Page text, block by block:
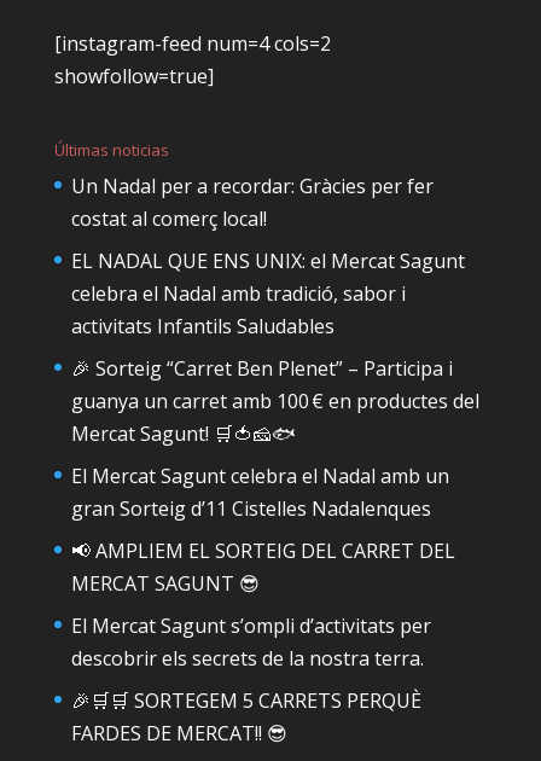
[instagram-feed num=4 cols=2
showfollow=true]
Últimas noticias
Un Nadal per a recordar: Gràcies per fer
costat al comerç local!
EL NADAL QUE ENS UNIX: el Mercat Sagunt
celebra el Nadal amb tradició, sabor i
activitats Infantils Saludables
🎉 Sorteig “Carret Ben Plenet” – Participa i
guanya un carret amb 100 € en productes del
Mercat Sagunt! 🛒🍅🧀🐟
El Mercat Sagunt celebra el Nadal amb un
gran Sorteig d’11 Cistelles Nadalenques
📢 AMPLIEM EL SORTEIG DEL CARRET DEL
MERCAT SAGUNT 😎
El Mercat Sagunt s’ompli d’activitats per
descobrir els secrets de la nostra terra.
🎉🛒🛒 SORTEGEM 5 CARRETS PERQUÈ
FARDES DE MERCAT!! 😎